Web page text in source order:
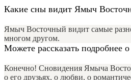
Какие сны видит Ямыч
Ямыч Восточный видит самые
многом другом.
Можете рассказать подробнее
Конечно! Сновидения Ямыча
о его друзьях, о любви, о